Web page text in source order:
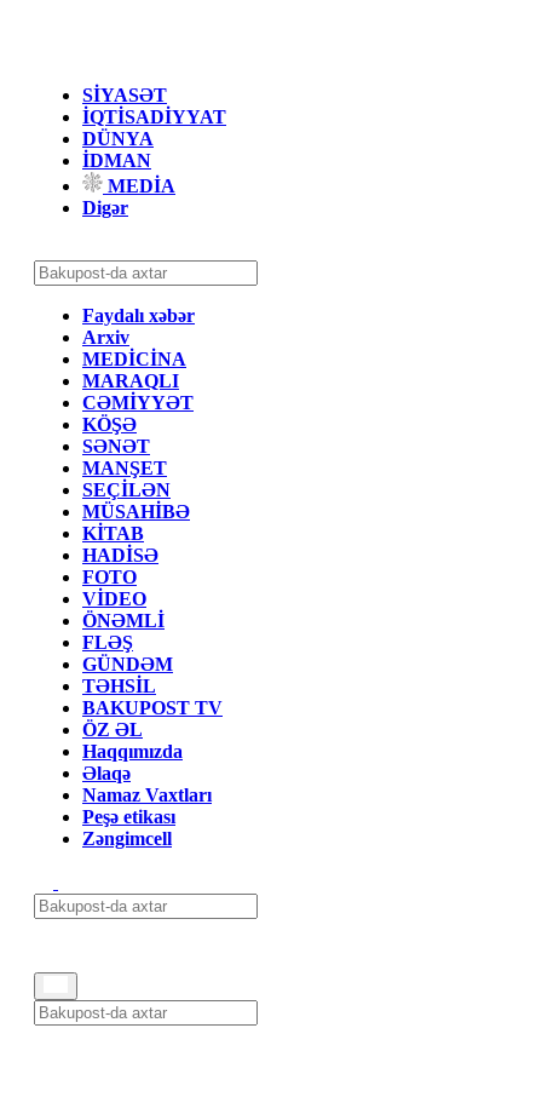
SİYASƏT
İQTİSADİYYAT
DÜNYA
İDMAN
MEDİA
Digər
Faydalı xəbər
Arxiv
MEDİCİNA
MARAQLI
CƏMİYYƏT
KÖŞƏ
SƏNƏT
MANŞET
SEÇİLƏN
MÜSAHİBƏ
KİTAB
HADİSƏ
FOTO
VİDEO
ÖNƏMLİ
FLƏŞ
GÜNDƏM
TƏHSİL
BAKUPOST TV
ÖZ ƏL
Haqqımızda
Əlaqə
Namaz Vaxtları
Peşə etikası
Zəngimcell